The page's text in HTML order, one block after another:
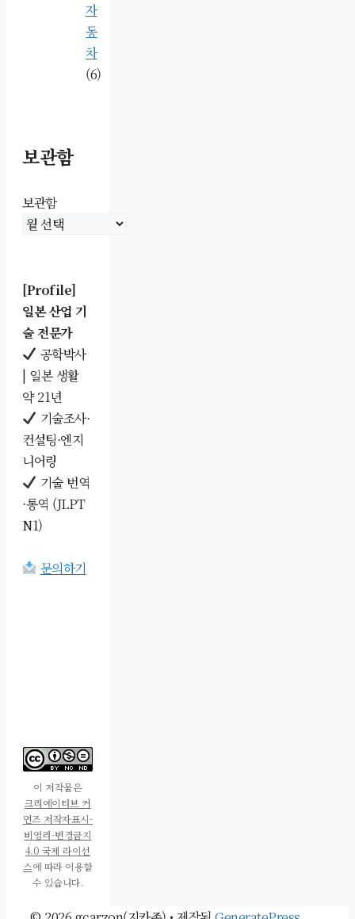
자
동
차
(6)
보관함
보관함
[Profile]
일본 산업 기
술 전문가
공학박사
| 일본 생활
약 21년
기술조사·
컨설팅·엔지
니어링
기술 번역
·통역 (JLPT
N1)
문의하기
이 저작물은
크리에이티브 커
먼즈 저작자표시-
비영리-변경금지
4.0 국제 라이선
스에 따라 이용할
수 있습니다.